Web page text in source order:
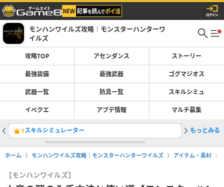
モンハンワイルズ攻略｜モンスターハンターワ
イルズ
攻略TOP アセンダンス ストーリー
最強装備 最強武器 ゴグマジオス
武器一覧 防具一覧 スキルシミュ
イベクエ アプデ情報 マルチ募集
1スキルシミュレーター 2片手剣
もっとみる
ホーム モンハンワイルズ攻略｜モンスターハンターワイルズ アイテム・素材
【モンハンワイルズ】